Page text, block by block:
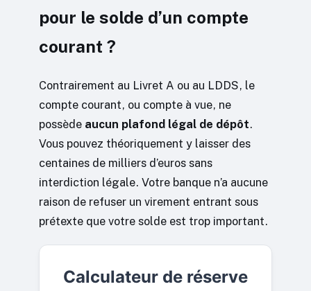
pour le solde d’un compte
courant ?
Contrairement au Livret A ou au LDDS, le
compte courant, ou compte à vue, ne
possède aucun plafond légal de dépôt.
Vous pouvez théoriquement y laisser des
centaines de milliers d’euros sans
interdiction légale. Votre banque n’a aucune
raison de refuser un virement entrant sous
prétexte que votre solde est trop important.
Calculateur de réserve